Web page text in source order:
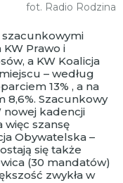
fot. Radio Rodzina
Prawo i
a KW Koalicja
– według
13% , a na
8,6%. Szacunkowy
nowej kadencji
więc szansę
Obywatelska –
się także
(30 mandatów)
zwykła w